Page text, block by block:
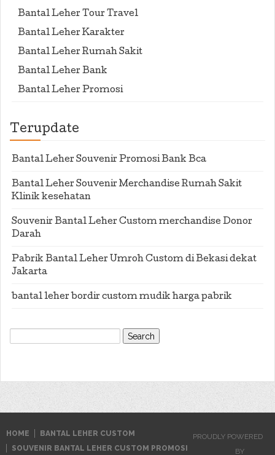
Bantal Leher Tour Travel
Bantal Leher Karakter
Bantal Leher Rumah Sakit
Bantal Leher Bank
Bantal Leher Promosi
Terupdate
Bantal Leher Souvenir Promosi Bank Bca
Bantal Leher Souvenir Merchandise Rumah Sakit
Klinik kesehatan
Souvenir Bantal Leher Custom merchandise Donor
Darah
Pabrik Bantal Leher Umroh Custom di Bekasi dekat
Jakarta
bantal leher bordir custom mudik harga pabrik
Search
for:
HOME
BANTAL LEHER CUSTOM
SOUVENIR BANTAL LEHER CUSTOM PROMOSI
PROUDLY POWERED
BY